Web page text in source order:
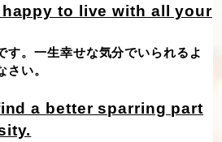
to live with all your
す。一生幸せな気分でいられるよ
さい。
a better sparring part